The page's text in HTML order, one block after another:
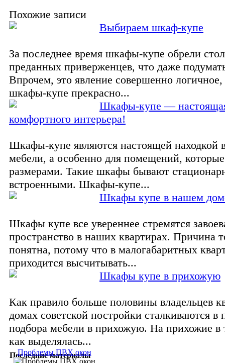
Похожие записи
Выбираем шкаф-купе
За последнее время шкафы-купе обрели
преданных приверженцев, что даже
Впрочем, это явление совершенно логичное,
шкафы-купе прекрасно...
Шкафы-купе —
комфортного интерьера!
Шкафы-купе являются настоящей находкой
мебели, а особенно для помещений,
размерами. Такие шкафы бывают
встроенными. Шкафы-купе...
Шкафы купе в нашем
Шкафы купе все увереннее стремятся
пространство в наших квартирах. Причина
понятна, потому что в малогабаритных
приходится высчитывать...
Шкафы купе в прихожую
Как правило больше половины владельцев
домах советской постройки сталкиваются в
подбора мебели в прихожую. На прихожие в
как выделялась...
Последние материалы
Проблемы ПВХ окон